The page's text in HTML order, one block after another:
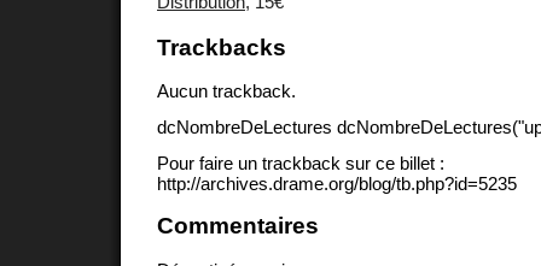
Trackbacks
Aucun trackback.
dcNombreDeLectures
Pour faire un trackback sur ce billet :
http://archives.drame.org/blog/tb.php?id=5235
Commentaires